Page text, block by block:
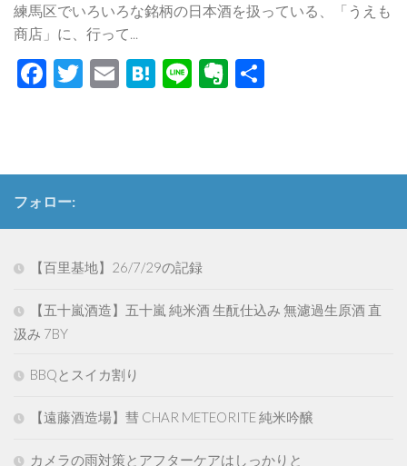
練馬区でいろいろな銘柄の日本酒を扱っている、「うえも
商店」に、行って...
Facebook
Twitter
EmailHatena
LineEvernote
フォロー:
【百里基地】26/7/29の記録
【五十嵐酒造】五十嵐 純米酒 生酛仕込み 無濾過生原酒 直
汲み 7BY
BBQとスイカ割り
【遠藤酒造場】彗 CHAR METEORITE 純米吟醸
カメラの雨対策とアフターケアはしっかりと